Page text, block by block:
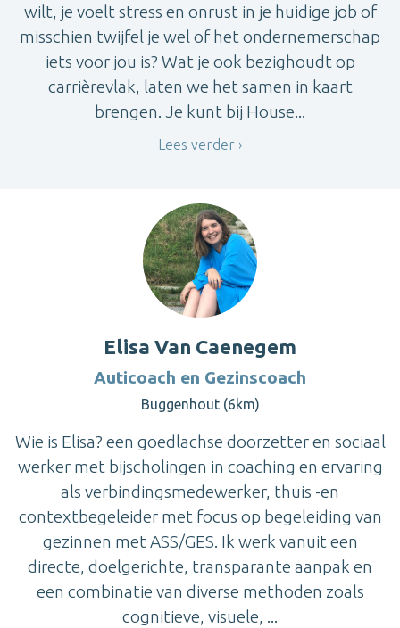
wilt, je voelt stress en onrust in je huidige job of
misschien twijfel je wel of het ondernemerschap
iets voor jou is? Wat je ook bezighoudt op
carrièrevlak, laten we het samen in kaart
brengen. Je kunt bij House...
Lees verder
Elisa Van Caenegem
Auticoach en Gezinscoach
Buggenhout (6km)
Wie is Elisa? een goedlachse doorzetter en sociaal
werker met bijscholingen in coaching en ervaring
als verbindingsmedewerker, thuis -en
contextbegeleider met focus op begeleiding van
gezinnen met ASS/GES. Ik werk vanuit een
directe, doelgerichte, transparante aanpak en
een combinatie van diverse methoden zoals
cognitieve, visuele, ...